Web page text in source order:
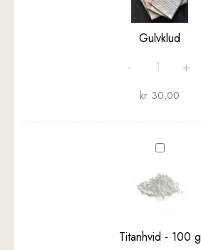
Gulvklud
- +
kr. 30,00
Titanhvid
100
g
Titanhvid - 100 g